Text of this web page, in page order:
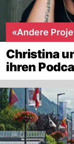
«Andere
Christina
ihren